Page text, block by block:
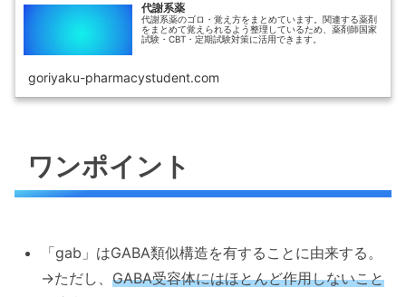
代謝系薬
代謝系薬のゴロ・覚え方をまとめています。関連する薬剤
をまとめて覚えられるよう整理しているため、薬剤師国家
試験・CBT・定期試験対策に活用できます。
goriyaku-pharmacystudent.com
ワンポイント
「gab」はGABA類似構造を有することに由来する。
→ただし、GABA受容体にはほとんど作用しないこと